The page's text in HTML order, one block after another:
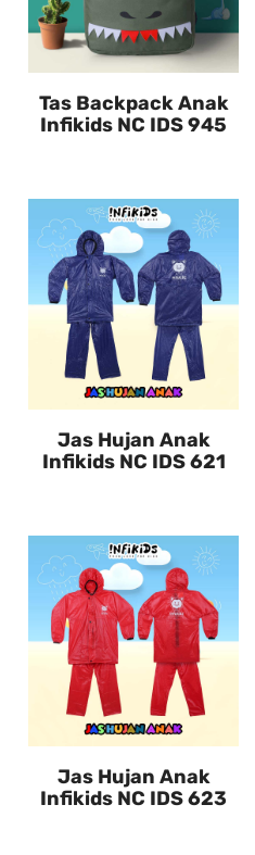
Tas Backpack Anak
Infikids NC IDS 945
Jas Hujan Anak
Infikids NC IDS 621
Jas Hujan Anak
Infikids NC IDS 623